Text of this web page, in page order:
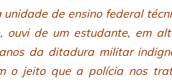
de ensino federal
de um estudante, em
da ditadura militar
o jeito que a polícia nos